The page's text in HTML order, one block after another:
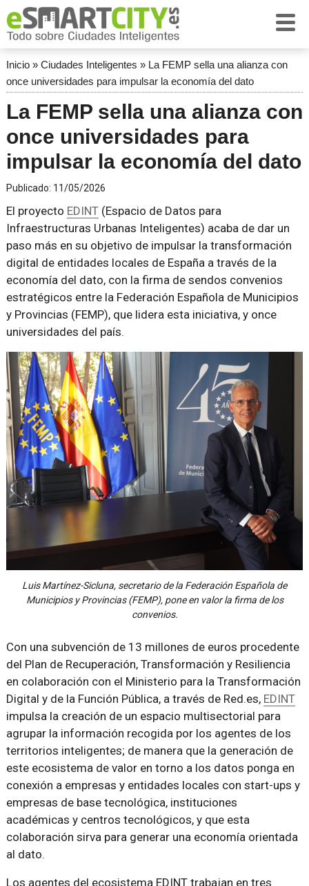
Inicio» Ciudades Inteligentes » La FEMP sella una alianza con
once universidades para impulsar la economía del dato
La FEMP sella una alianza con
once universidades para
impulsar la economía del dato
Publicado: 11/05/2026
El proyecto EDINT(Espacio de Datos para
Infraestructuras Urbanas Inteligentes) acaba de dar un
paso más en su objetivo de impulsar la transformación
digital de entidades locales de España a través de la
economía del dato, con la firma de sendos convenios
estratégicos entre la Federación Española de Municipios
y Provincias (FEMP), que lidera esta iniciativa, y once
universidades del país.
Luis Martínez-Sicluna, secretario de la Federación Española de
Municipios y Provincias (FEMP), pone en valor la firma de los
convenios.
Con una subvención de 13 millones de euros procedente
del Plan de Recuperación, Transformación y Resiliencia
en colaboración con el Ministerio para la Transformación
Digital y de la Función Pública, a través de Red.es, EDINT
impulsa la creación de un espacio multisectorial para
agrupar la información recogida por los agentes de los
territorios inteligentes; de manera que la generación de
este ecosistema de valor en torno a los datos ponga en
conexión a empresas y entidades locales con start-ups y
empresas de base tecnológica, instituciones
académicas y centros tecnológicos, y que esta
colaboración sirva para generar una economía orientada
al dato.
Los agentes del ecosistema EDINT trabajan en tres